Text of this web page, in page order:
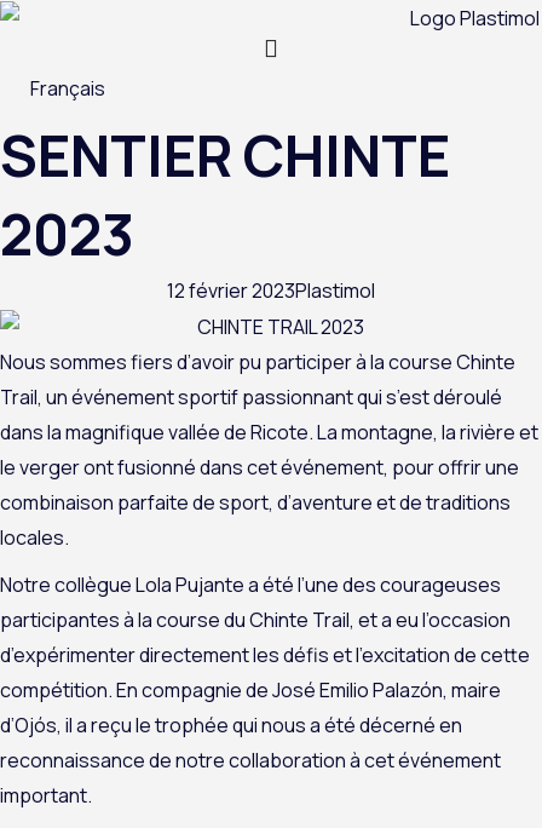
Aller
contenu
Français
SENTIER CHINTE
2023
12 février 2023Plastimol
Nous sommes fiers d’avoir pu participer à la course Chinte
Trail, un événement sportif passionnant qui s’est déroulé
dans la magnifique vallée de Ricote. La montagne, la rivière et
le verger ont fusionné dans cet événement, pour offrir une
combinaison parfaite de sport, d’aventure et de traditions
locales.
Notre collègue Lola Pujante a été l’une des courageuses
participantes à la course du Chinte Trail, et a eu l’occasion
d’expérimenter directement les défis et l’excitation de cette
compétition. En compagnie de José Emilio Palazón, maire
d’Ojós, il a reçu le trophée qui nous a été décerné en
reconnaissance de notre collaboration à cet événement
important.